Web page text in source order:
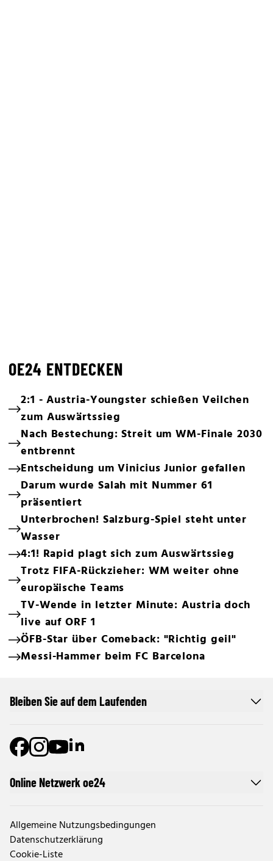
OE24 ENTDECKEN
2:1 - Austria-Youngster schießen Veilchen
zum Auswärtssieg
Nach Bestechung: Streit um WM-Finale 2030
entbrennt
Entscheidung um Vinicius Junior gefallen
Darum wurde Salah mit Nummer 61
präsentiert
Unterbrochen! Salzburg-Spiel steht unter
Wasser
4:1! Rapid plagt sich zum Auswärtssieg
Trotz FIFA-Rückzieher: WM weiter ohne
europäische Teams
TV-Wende in letzter Minute: Austria doch
live auf ORF 1
ÖFB-Star über Comeback: "Richtig geil"
Messi-Hammer beim FC Barcelona
Online Netzwerk oe24
Allgemeine Nutzungsbedingungen
Datenschutzerklärung
Cookie-Liste
Bleiben Sie auf dem Laufenden